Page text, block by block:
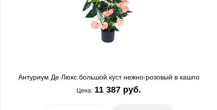
Антуриум Де Люкс большой куст нежно-розовый в кашпо
Цена: 11 387 руб.